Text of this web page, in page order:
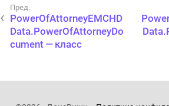
PowerOfAttorneyEMCHD
Data.PowerOfAttorneyDo
cument — класс